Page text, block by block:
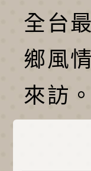
全台
鄉風
來訪。